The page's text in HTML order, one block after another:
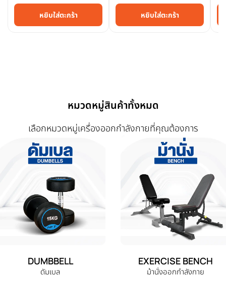
หยิบใส่ตะกร้า หยิบใส่ตะกร้า
หมวดหมู่สินค้าทั้งหมด
เลือกหมวดหมู่เครื่องออกกำลังกายที่คุณต้องการ
DUMBBELL
ดัมเบล
EXERCISE BENCH
ม้านั่งออกกำลังกาย